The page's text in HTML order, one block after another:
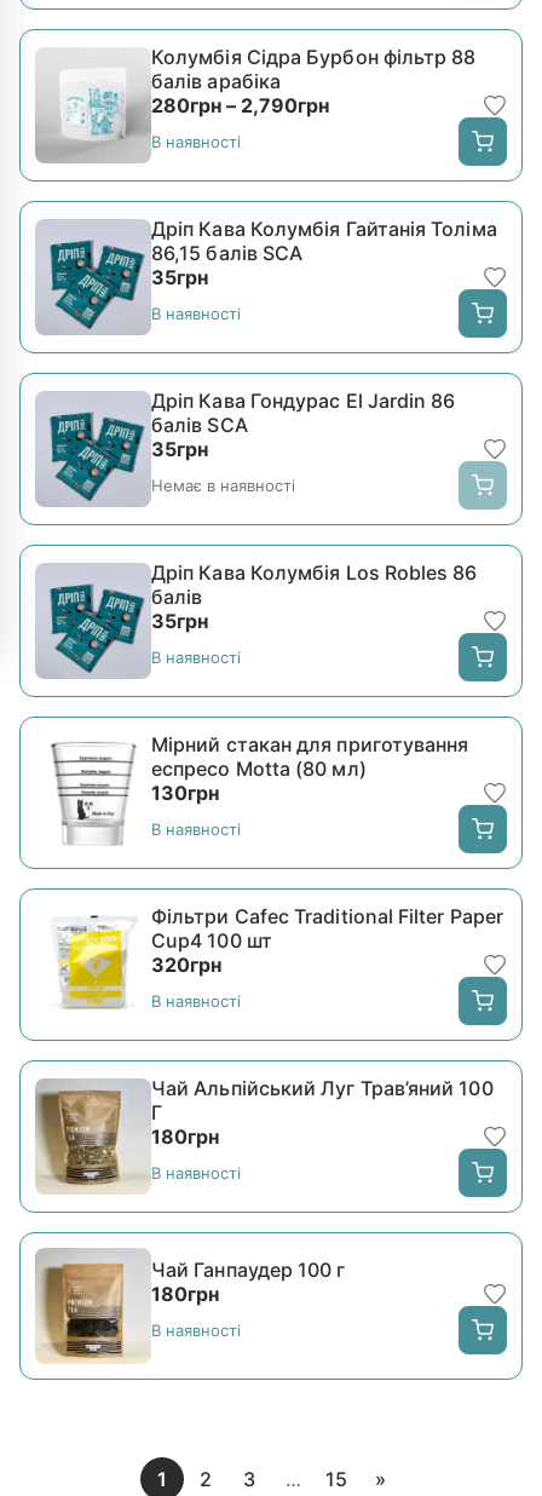
Колумбія Сідра Бурбон фільтр 88
балів арабіка
280грн – 2,790грнДіапазон цін: від
В наявності
Дріп Кава Колумбія Гайтанія Толіма
86,15 балів SCA
35грн
В наявності
Дріп Кава Гондурас El Jardin 86
балів SCA
35грн
Немає в наявності
Дріп Кава Колумбія Los Robles 86
балів
35грн
В наявності
Мірний стакан для приготування
еспресо Motta (80 мл)
130грн
В наявності
Фільтри Cafec Traditional Filter Paper
Cup4 100 шт
320грн
В наявності
Чай Альпійський Луг Трав’яний 100
Г
180грн
В наявності
Чай Ганпаудер 100 г
180грн
В наявності
1 2 3 … 15 »